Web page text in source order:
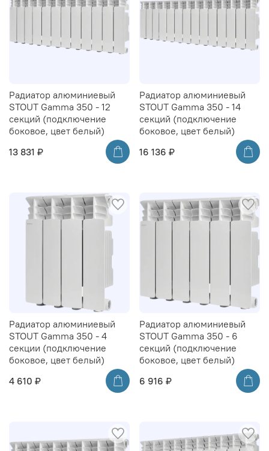
Радиатор алюминиевый
STOUT Gamma 350 - 12
секций (подключение
боковое, цвет белый)
13 831 ₽
Радиатор алюминиевый
STOUT Gamma 350 - 14
секций (подключение
боковое, цвет белый)
16 136 ₽
Радиатор алюминиевый
STOUT Gamma 350 - 4
секции (подключение
боковое, цвет белый)
4 610 ₽
Радиатор алюминиевый
STOUT Gamma 350 - 6
секций (подключение
боковое, цвет белый)
6 916 ₽